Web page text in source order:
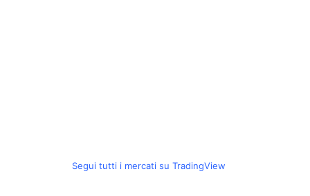
Segui tutti i mercati su TradingView